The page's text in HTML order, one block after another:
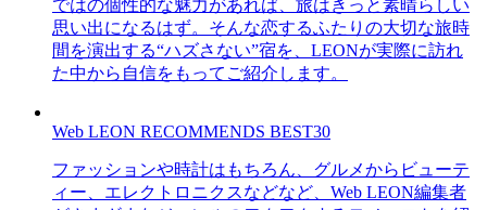
ではの個性的な魅力があれば、旅はきっと素晴らしい
思い出になるはず。そんな恋するふたりの大切な旅時
間を演出する“ハズさない”宿を、LEONが実際に訪れ
た中から自信をもってご紹介します。
Web LEON RECOMMENDS BEST30
ファッションや時計はもちろん、グルメからビューテ
ィー、エレクトロニクスなどなど、Web LEON編集者